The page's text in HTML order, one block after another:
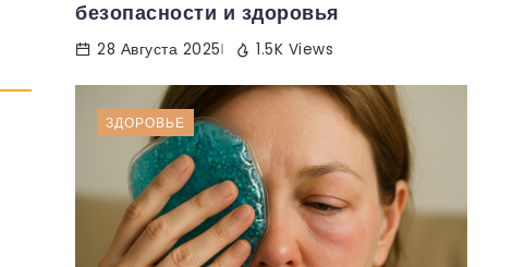
безопасности и здоровья
28 Августа 2025 1.5K Views
ЗДОРОВЬЕ